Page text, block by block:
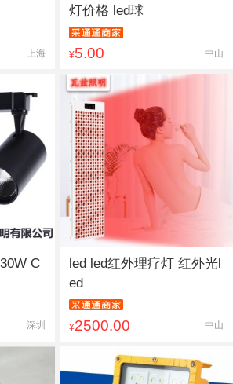
上海
灯价格 led球
¥5.00 中山
深圳
led led红外理疗灯 红外光l
ed
¥2500.00 中山